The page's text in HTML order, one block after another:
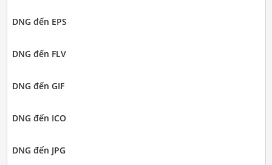
DNG đến EPS
DNG đến FLV
DNG đến GIF
DNG đến ICO
DNG đến JPG